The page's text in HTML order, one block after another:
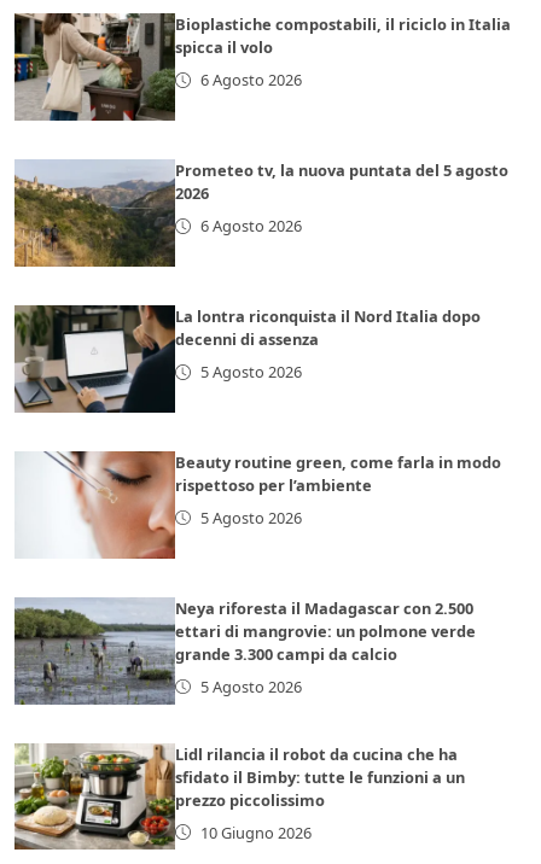
Bioplastiche compostabili, il riciclo in Italia
spicca il volo
6 Agosto 2026
Prometeo tv, la nuova puntata del 5 agosto
2026
6 Agosto 2026
La lontra riconquista il Nord Italia dopo
decenni di assenza
5 Agosto 2026
Beauty routine green, come farla in modo
rispettoso per l’ambiente
5 Agosto 2026
Neya riforesta il Madagascar con 2.500
ettari di mangrovie: un polmone verde
grande 3.300 campi da calcio
5 Agosto 2026
Lidl rilancia il robot da cucina che ha
sfidato il Bimby: tutte le funzioni a un
prezzo piccolissimo
10 Giugno 2026